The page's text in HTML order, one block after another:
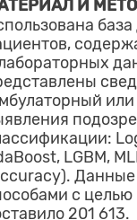
И
LGBM,
Данные
с
201 613.